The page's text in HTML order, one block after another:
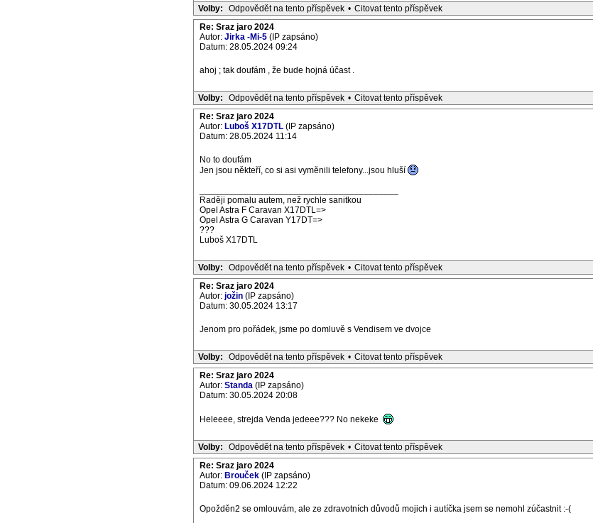
Volby: Odpovědět na tento příspěvek • Citovat tento příspěvek
Re: Sraz jaro 2024
Autor: Jirka -Mi-5 (IP zapsáno)
Datum: 28.05.2024 09:24
ahoj ; tak doufám , že bude hojná účast .
Volby: Odpovědět na tento příspěvek • Citovat tento příspěvek
Re: Sraz jaro 2024
Autor: Luboš X17DTL (IP zapsáno)
Datum: 28.05.2024 11:14
No to doufám
Jen jsou někteří, co si asi vyměnili telefony...jsou hluší
Raději pomalu autem, než rychle sanitkou
Opel Astra F Caravan X17DTL=>
Opel Astra G Caravan Y17DT=>
???
Luboš X17DTL
Volby: Odpovědět na tento příspěvek • Citovat tento příspěvek
Re: Sraz jaro 2024
Autor: jožin (IP zapsáno)
Datum: 30.05.2024 13:17
Jenom pro pořádek, jsme po domluvě s Vendisem ve dvojce
Volby: Odpovědět na tento příspěvek • Citovat tento příspěvek
Re: Sraz jaro 2024
Autor: Standa (IP zapsáno)
Datum: 30.05.2024 20:08
Heleeee, strejda Venda jedeee??? No nekeke
Volby: Odpovědět na tento příspěvek • Citovat tento příspěvek
Re: Sraz jaro 2024
Autor: Brouček (IP zapsáno)
Datum: 09.06.2024 12:22
Opožděn2 se omlouvám, ale ze zdravotních důvodů mojich i autíčka jsem se nemohl zúčastnit :-(